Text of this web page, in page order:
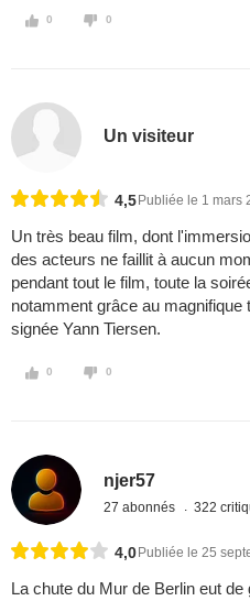
0 0
Un visiteur
4,5 Publiée le 1 mars
Un très beau film, dont
des acteurs ne faillit à aucun
pendant tout le film, toute la
notamment grâce au
signée Yann Tiersen.
0 0
njer57
27 abonnés 322
4,0 Publiée le 25
La chute du Mur de Berlin eut